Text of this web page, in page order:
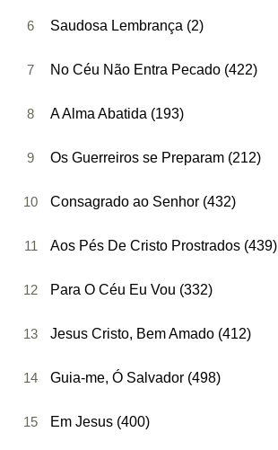
6 Saudosa Lembrança (2)
7 No Céu Não Entra Pecado (422)
8 A Alma Abatida (193)
9 Os Guerreiros se Preparam (212)
10 Consagrado ao Senhor (432)
11 Aos Pés De Cristo Prostrados (439)
12 Para O Céu Eu Vou (332)
13 Jesus Cristo, Bem Amado (412)
14 Guia-me, Ó Salvador (498)
15 Em Jesus (400)